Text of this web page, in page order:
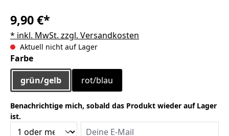
9,90 €*
* inkl. MwSt. zzgl. Versandkosten
Aktuell nicht auf Lager
Farbeauswählen
grün/gelb
rot/blau
Benachrichtige mich, sobald das Produkt wieder auf Lager
ist.
Deine E-Mail